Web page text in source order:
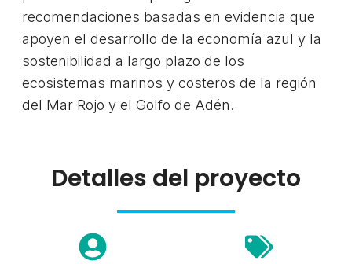
recomendaciones basadas en evidencia que
apoyen el desarrollo de la economía azul y la
sostenibilidad a largo plazo de los
ecosistemas marinos y costeros de la región
del Mar Rojo y el Golfo de Adén.
Detalles del proyecto